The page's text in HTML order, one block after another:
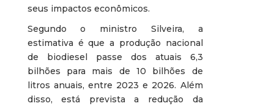
seus impactos econômicos.
Segundo o ministro Silveira, a
estimativa é que a produção nacional
de biodiesel passe dos atuais 6,3
bilhões para mais de 10 bilhões de
litros anuais, entre 2023 e 2026. Além
disso, está prevista a redução da